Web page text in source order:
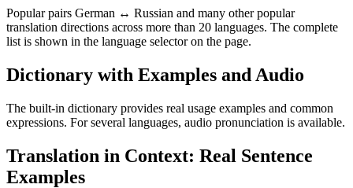
Popular pairs German ↔ Russian and many other popular
translation directions across more than 20 languages. The complete
list is shown in the language selector on the page.
Dictionary with Examples and Audio
The built-in dictionary provides real usage examples and common
expressions. For several languages, audio pronunciation is available.
Translation in Context: Real Sentence
Examples